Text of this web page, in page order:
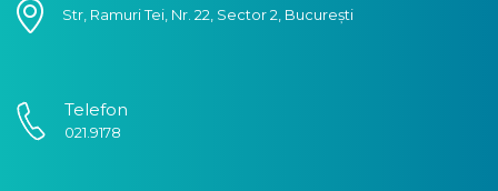
Str, Ramuri Tei, Nr. 22, Sector 2, București
Telefon
021.9178